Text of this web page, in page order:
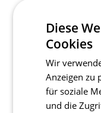
Diese
Cookies
Wir
Anzeigen zu
für soziale
und die